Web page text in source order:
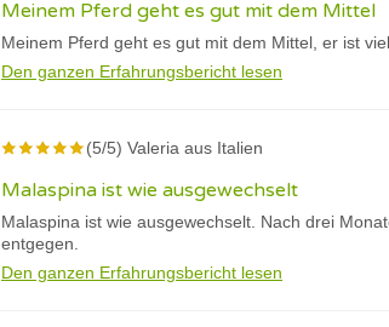
Meinem Pferd geht es gut mit dem Mittel
Meinem Pferd geht es gut mit dem Mittel, er ist
Den ganzen Erfahrungsbericht lesen
(5/5) Valeria aus Italien
Malaspina ist wie ausgewechselt
Malaspina ist wie ausgewechselt. Nach drei
entgegen.
Den ganzen Erfahrungsbericht lesen